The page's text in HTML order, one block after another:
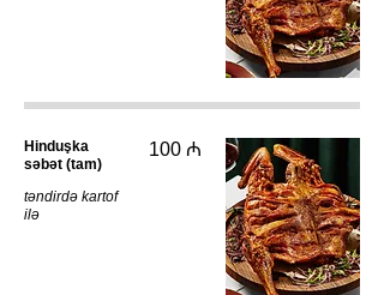
Hinduşka
səbət (tam)
təndirdə kartof
ilə
100 ₼